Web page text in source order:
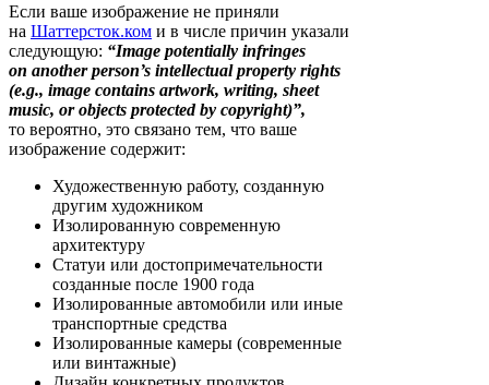
Если ваше изображение не приняли
на Шаттерсток.ком и в числе причин указали
следующую: “Image potentially infringes
on another person’s intellectual property rights
(e.g., image contains artwork, writing, sheet
music, or objects protected by copyright)”,
то вероятно, это связано тем, что ваше
изображение содержит:
Художественную работу, созданную
другим художником
Изолированную современную
архитектуру
Статуи или достопримечательности
созданные после 1900 года
Изолированные автомобили или иные
транспортные средства
Изолированные камеры (современные
или винтажные)